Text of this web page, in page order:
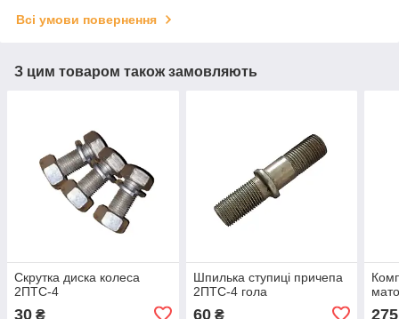
Всі умови повернення
З цим товаром також замовляють
Скрутка диска колеса
2ПТС-4
30 ₴
Шпилька ступиці причепа
2ПТС-4 гола
60₴ 275